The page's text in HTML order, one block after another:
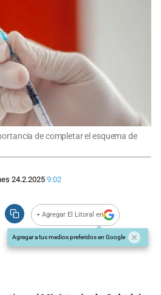
de completar el esquema de
24.2.2025 9:02
+ Agregar El Litoral en
Agregar a tus medios preferidos en Google